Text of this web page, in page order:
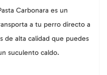
Carbonara es un
a tu perro directo a
de alta calidad que puedes
suculento caldo.